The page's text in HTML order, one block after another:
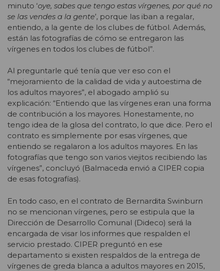
minuto ‘oye, sabes que tengo estas vírgenes, por qué no
se las vendes a la gente’, porque las iban a regalar,
entiendo, a la gente de los clubes de fútbol. Además,
están las fotografías de cómo se entregaron las
vírgenes en todos los clubes de fútbol”.
Al preguntarle qué tenía que ver eso con el
“mejoramiento de la calidad de vida y autoestima de
los adultos mayores”, el abogado amplió su
explicación: “Entiendo que las vírgenes eran una forma
de contribución a los mayores. Honestamente, no
tengo idea de la glosa del contrato, lo que dice. Pero el
contrato es simplemente por esas vírgenes, que
entiendo se regalaron a los adultos mayores. En las
fotografías que tengo son varios viejitos recibiendo las
vírgenes”, concluyó (Balmaceda envió a CIPER copia
de esas fotografías).
En todo caso, en el contrato de Bernardita Swinburn
no se mencionan vírgenes, pero se estipula que la
Dirección de Desarrollo Comunal (Dideco) será la
encargada de visar los informes que respalden el
servicio prestado. CIPER preguntó en ese
departamento si existen respaldos de la entrega de
vírgenes de greda blanca a adultos mayores en 2015,